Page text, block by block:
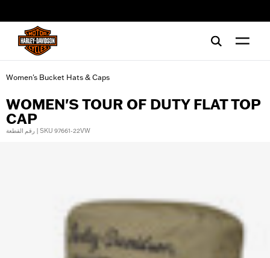
Women's Bucket Hats & Caps
WOMEN'S TOUR OF DUTY FLAT TOP
CAP
رقم القطعة | SKU 97661-22VW